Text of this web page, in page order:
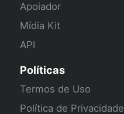
Apoiador
Mídia Kit
API
Políticas
Termos de Uso
Política de Privacidade